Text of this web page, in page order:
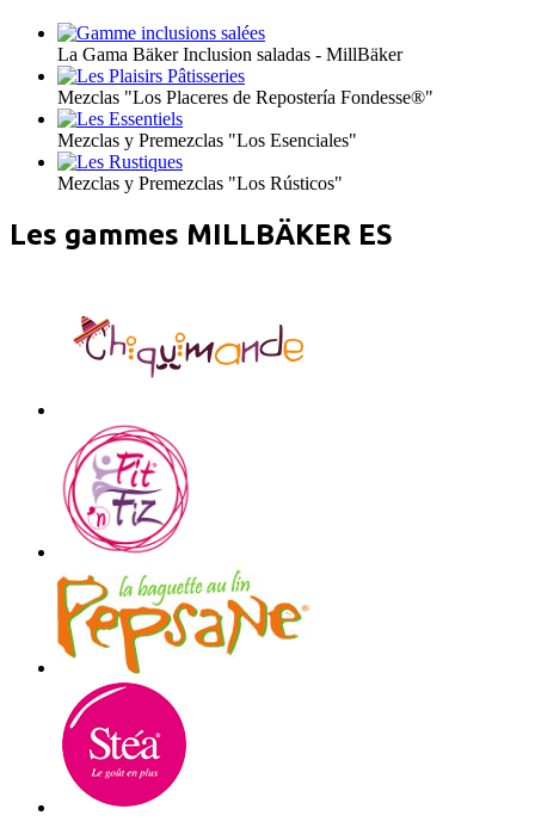
La Gama Bäker Inclusion saladas - MillBäker
Mezclas "Los Placeres de Repostería Fondesse®"
Mezclas y Premezclas "Los Esenciales"
Mezclas y Premezclas "Los Rústicos"
Les gammes MILLBÄKER ES